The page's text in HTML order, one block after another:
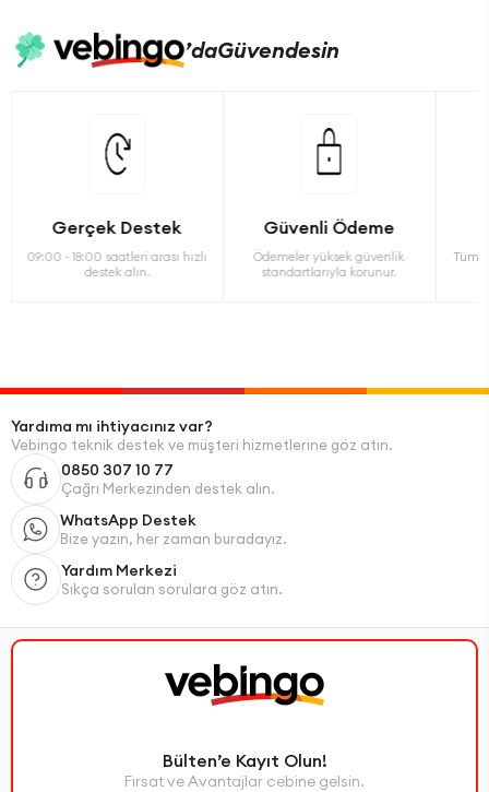
’daGüvendesin
Gerçek Destek
09:00 - 18:00 saatleri arası hızlı
destek alın.
Güvenli Ödeme
Ödemeler yüksek güvenlik
standartlarıyla korunur.
Tüm
Yardıma mı ihtiyacınız var?
Vebingo teknik destek ve müşteri hizmetlerine göz atın.
0850 307 10 77
Çağrı Merkezinden destek alın.
WhatsApp Destek
Bize yazın, her zaman buradayız.
Yardım Merkezi
Sıkça sorulan sorulara göz atın.
Bülten’e Kayıt Olun!
Fırsat ve Avantajlar cebine gelsin.